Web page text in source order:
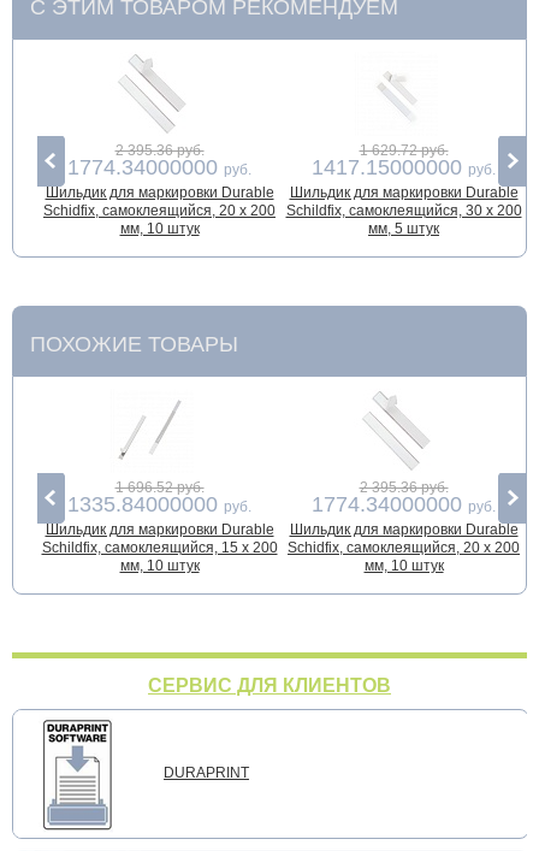
С ЭТИМ ТОВАРОМ РЕКОМЕНДУЕМ
2 395.36 руб.
1774.34000000 руб.
Шильдик для маркировки Durable
Schidfix, самоклеящийся, 20 х 200
мм, 10 штук
1 629.72 руб.
1417.15000000 руб.
Шильдик для маркировки Durable
Schildfix, самоклеящийся, 30 х 200
мм, 5 штук
ПОХОЖИЕ ТОВАРЫ
1 696.52 руб.
1335.84000000 руб.
Шильдик для маркировки Durable
Schildfix, самоклеящийся, 15 х 200
мм, 10 штук
2 395.36 руб.
1774.34000000 руб.
Шильдик для маркировки Durable
Schidfix, самоклеящийся, 20 х 200
мм, 10 штук
СЕРВИС ДЛЯ КЛИЕНТОВ
DURAPRINT